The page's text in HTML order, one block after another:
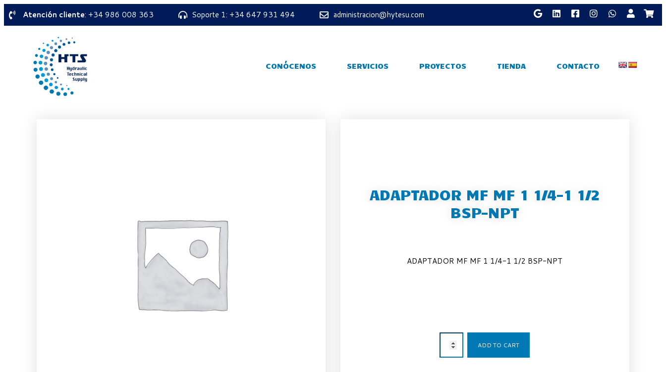
Atención cliente: +34 986 008 363 Soporte 1: +34 647 931 494 administracion@hytesu.com
CONÓCENOS SERVICIOS PROYECTOS TIENDA CONTACTO
ADAPTADOR MF MF 1 1/4-1 1/2
BSP-NPT
ADAPTADOR MF MF 1 1/4-1 1/2 BSP-NPT
ADD TO CART